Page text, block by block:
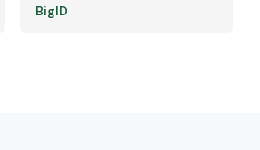
BigID